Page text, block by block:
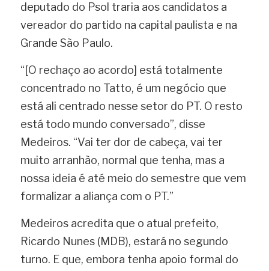
deputado do Psol traria aos candidatos a
vereador do partido na capital paulista e na
Grande São Paulo.
“[O rechaço ao acordo] está totalmente
concentrado no Tatto, é um negócio que
está ali centrado nesse setor do PT. O resto
está todo mundo conversado”, disse
Medeiros. “Vai ter dor de cabeça, vai ter
muito arranhão, normal que tenha, mas a
nossa ideia é até meio do semestre que vem
formalizar a aliança com o PT.”
Medeiros acredita que o atual prefeito,
Ricardo Nunes (MDB), estará no segundo
turno. E que, embora tenha apoio formal do